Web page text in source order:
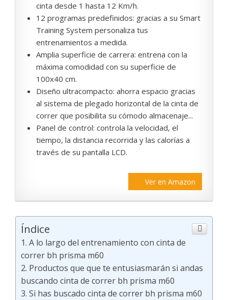
cinta desde 1 hasta 12 Km/h.
12 programas predefinidos: gracias a su Smart
Training System personaliza tus
entrenamientos a medida.
Amplia superficie de carrera: entrena con la
máxima comodidad con su superficie de
100x40 cm.
Diseño ultracompacto: ahorra espacio gracias
al sistema de plegado horizontal de la cinta de
correr que posibilita su cómodo almacenaje...
Panel de control: controla la velocidad, el
tiempo, la distancia recorrida y las calorías a
través de su pantalla LCD.
Ver en Amazon
Índice
A lo largo del entrenamiento con cinta de
correr bh prisma m60
Productos que que te entusiasmarán si andas
buscando cinta de correr bh prisma m60
Si has buscado cinta de correr bh prisma m60